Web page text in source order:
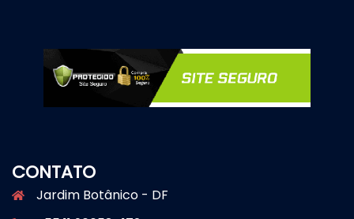
CONTATO
Jardim Botânico - DF